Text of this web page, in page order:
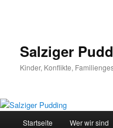
Salziger
Kinder, Konflikte,
Startseite Wer wir sind